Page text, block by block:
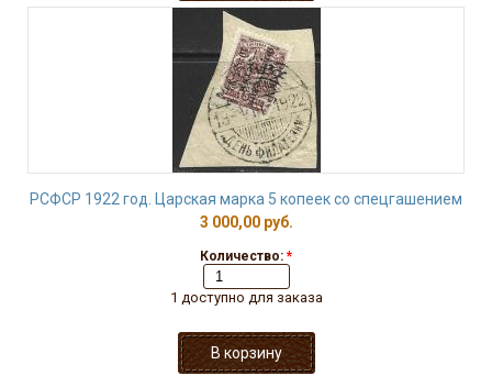
РСФСР 1922 год. Царская марка 5 копеек со спецгашением
3 000,00 руб.
Количество: *
1 доступно для заказа